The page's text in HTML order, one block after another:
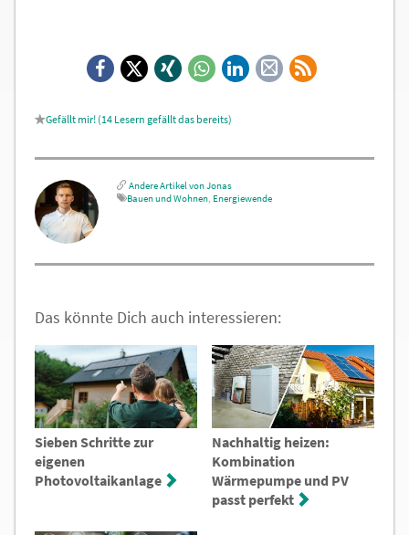
14 Lesern gefällt das
Andere Artikel von Jonas
Bauen und Wohnen, Energiewende
Das könnte Dich auch interessieren:
Sieben Schritte zur
eigenen
Photovoltaikanlage
Nachhaltig heizen:
Kombination
Wärmepumpe und PV
passt perfekt